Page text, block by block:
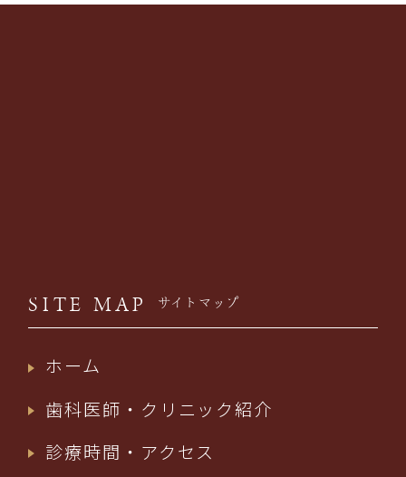
SITE MAP サイトマップ
ホーム
歯科医師・クリニック紹介
診療時間・アクセス